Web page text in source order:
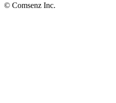
© Comsenz Inc.